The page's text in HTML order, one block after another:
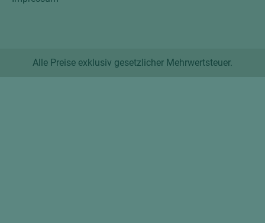
Alle Preise exklusiv gesetzlicher Mehrwertsteuer.